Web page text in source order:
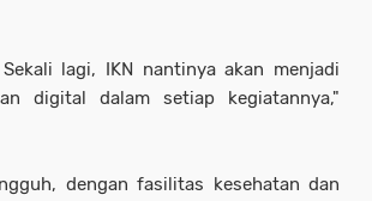
lagi, IKN nantinya akan menjadi
digital dalam setiap kegiatannya,"
dengan fasilitas kesehatan dan